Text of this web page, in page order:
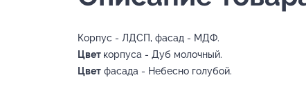
Корпус - ЛДСП, фасад - МДФ.
Цвет корпуса - Дуб молочный.
Цвет фасада - Небесно голубой.